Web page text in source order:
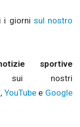
i giorni sul nostro
sportive
sui nostri
, YouTubee Google